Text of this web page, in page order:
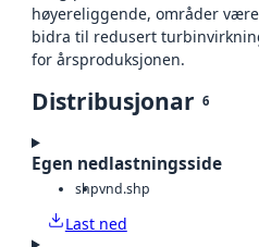
høyereliggende, områder
bidra til redusert
for årsproduksjonen.
Distribusjonar 6
Egen nedlastningsside
shpvnd.shp
Last ned